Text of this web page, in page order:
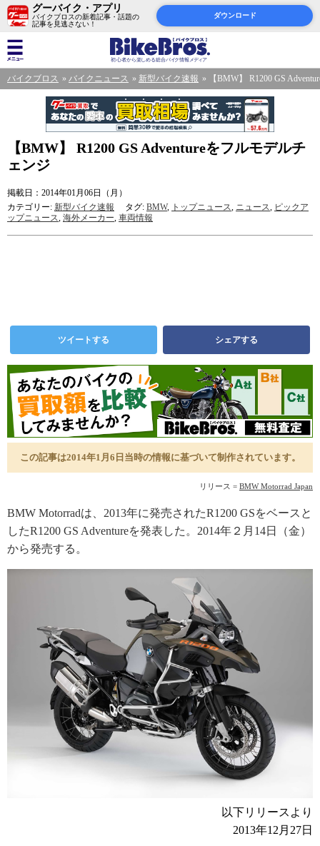
グーバイク・アプリ
バイクブロスの新着記事・話題の
記事を見逃さない！
ダウンロード
バイクブロス バイクニュース 新型バイク速報 【BMW】 R1200 GS
【BMW】 R1200 GS Adventureをフルモデルチ
ェンジ
掲載日：2014年01月06日（月）
カテゴリー: 新型バイク速報 タグ: BMW, トップニュース, ニュース, ピックア
ップニュース, 海外メーカー, 車両情報
ツイートする シェアする
この記事は2014年1月6日当時の情報に基づいて制作されています。
リリース = BMW Motorrad Japan
BMW Motorradは、2013年に発売されたR1200 GSをベースと
したR1200 GS Adventureを発表した。2014年２月14日（金）
から発売する。
以下リリースより
2013年12月27日